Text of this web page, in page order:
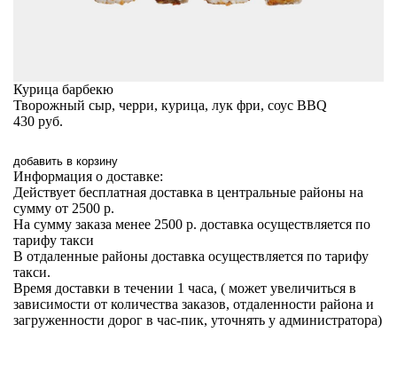
Курица барбекю
Творожный сыр, черри, курица, лук фри, соус BBQ
430 руб.
добавить в корзину
Информация о доставке:
Действует бесплатная доставка в центральные районы на
сумму от 2500 р.
На сумму заказа менее 2500 р. доставка осуществляется по
тарифу такси
В отдаленные районы доставка осуществляется по тарифу
такси.
Время доставки в течении 1 часа, ( может увеличиться в
зависимости от количества заказов, отдаленности района и
загруженности дорог в час-пик, уточнять у администратора)